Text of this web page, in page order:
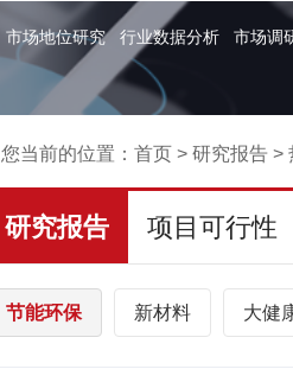
市场地位研究 行业数据分析 市场调
您当前的位置： 首页 > 研究报告 >
研究报告 项目可行性
节能环保 新材料 大健